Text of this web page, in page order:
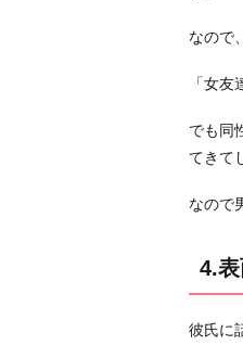
つ
通
分
過
ご
5.
なので、
「女
でも同
てきて
なので
4.
彼氏に